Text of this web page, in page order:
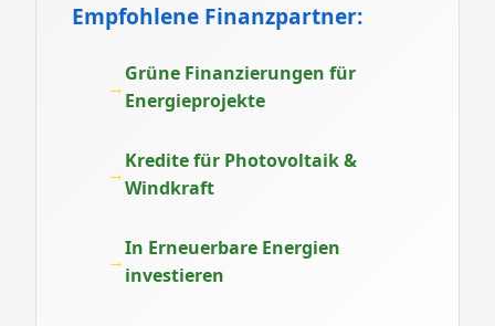
Empfohlene Finanzpartner:
Grüne Finanzierungen für
Energieprojekte
Kredite für Photovoltaik &
Windkraft
In Erneuerbare Energien
investieren